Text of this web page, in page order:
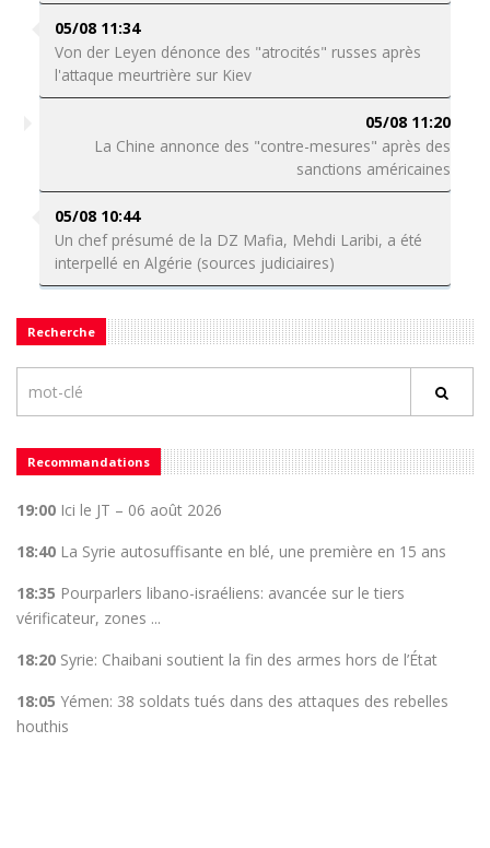
05/08 11:34
Von der Leyen dénonce des "atrocités" russes après
l'attaque meurtrière sur Kiev
05/08 11:20
La Chine annonce des "contre-mesures" après des
sanctions américaines
05/08 10:44
Un chef présumé de la DZ Mafia, Mehdi Laribi, a été
interpellé en Algérie (sources judiciaires)
Recherche
Recommandations
19:00 Ici le JT – 06 août 2026
18:40 La Syrie autosuffisante en blé, une première en 15 ans
18:35 Pourparlers libano-israéliens: avancée sur le tiers
vérificateur, zones ...
18:20 Syrie: Chaibani soutient la fin des armes hors de l’État
18:05 Yémen: 38 soldats tués dans des attaques des rebelles
houthis